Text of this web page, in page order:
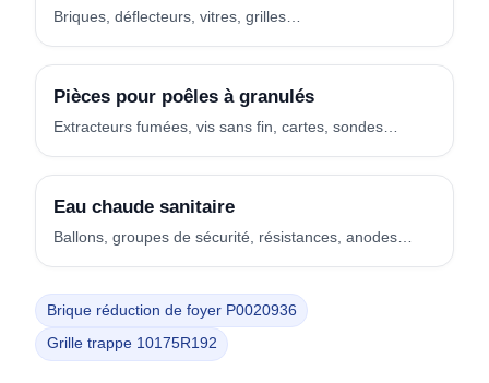
Briques, déflecteurs, vitres, grilles…
Pièces pour poêles à granulés
Extracteurs fumées, vis sans fin, cartes, sondes…
Eau chaude sanitaire
Ballons, groupes de sécurité, résistances, anodes…
Brique réduction de foyer P0020936
Grille trappe 10175R192